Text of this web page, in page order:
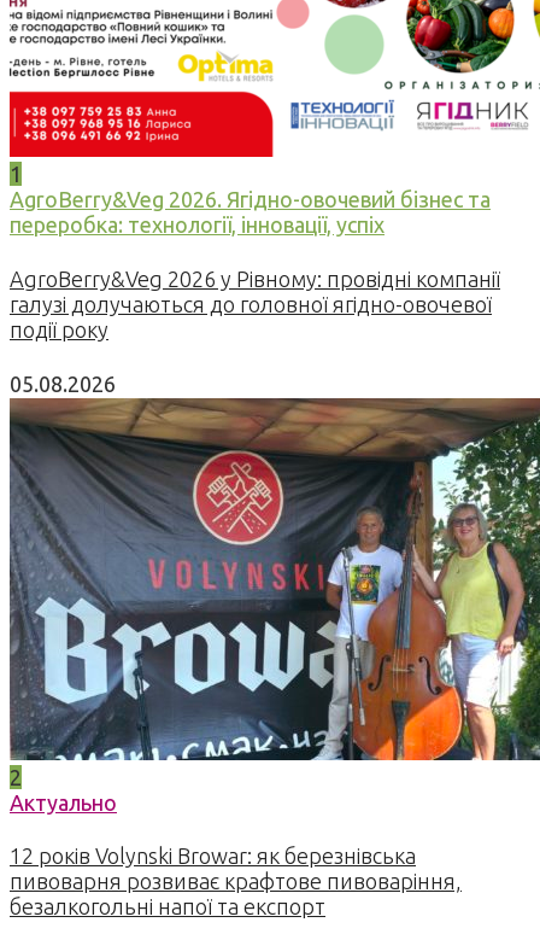
1
AgroBerry&Veg 2026. Ягідно-овочевий бізнес та
переробка: технології, інновації, успіх
AgroBerry&Veg 2026 у Рівному: провідні компанії
галузі долучаються до головної ягідно-овочевої
події року
05.08.2026
2
Актуально
12 років Volynski Browar: як березнівська
пивоварня розвиває крафтове пивоваріння,
безалкогольні напої та експорт